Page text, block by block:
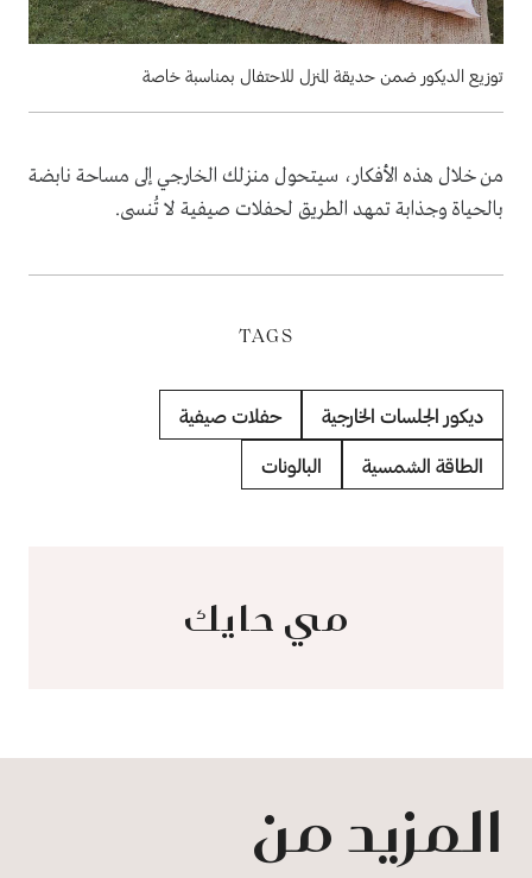
توزيع الديكور ضمن حديقة المنزل للاحتفال بمناسبة خاصة
من خلال هذه الأفكار، سيتحول منزلك الخارجي إلى مساحة نابضة
بالحياة وجذابة تمهد الطريق لحفلات صيفية لا تُنسى.
TAGS
ديكور الجلسات الخارجية حفلات صيفية
الطاقة الشمسية البالونات
مي حايك
المزيد من